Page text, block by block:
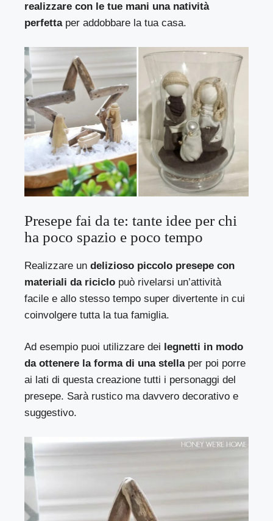
realizzare con le tue mani una natività
perfettaper addobbare la tua casa.
Presepe fai da te: tante idee per chi
ha poco spazio e poco tempo
Realizzare undelizioso piccolo presepe con
materiali da riciclo può rivelarsi un’attività
facile e allo stesso tempo super divertente in cui
coinvolgere tutta la tua famiglia.
Ad esempio puoi utilizzare dei legnetti in modo
da ottenere la forma di una stellaper poi porre
ai lati di questa creazione tutti i personaggi del
presepe. Sarà rustico ma davvero decorativo e
suggestivo.